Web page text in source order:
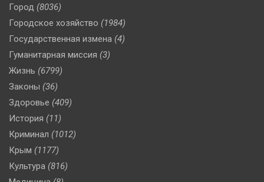
Город (8036)
Городское хозяйство (1984)
Государственная измена (4)
Гуманитарная миссия (3)
Жизнь (6799)
Законы (36)
Здоровье (409)
История (11)
Криминал (1012)
Крым (1177)
Культура (816)